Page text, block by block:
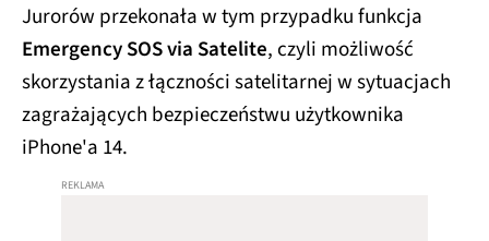
Jurorów przekonała w tym przypadku funkcja
Emergency SOS via Satelite, czyli możliwość
skorzystania z łączności satelitarnej w sytuacjach
zagrażających bezpieczeństwu użytkownika
iPhone'a 14.